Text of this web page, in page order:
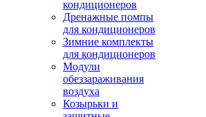
кондиционеров
Дренажные помпы
для кондиционеров
Зимние комплекты
для кондиционеров
Модули
обеззараживания
воздуха
Козырьки и